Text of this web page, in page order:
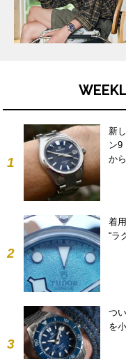
1
新
ン9
か
2
着
“ラ
3
つ
を